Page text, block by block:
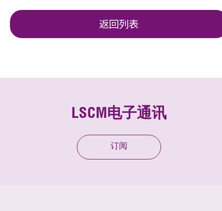
返回列表
LSCM电子通讯
订阅